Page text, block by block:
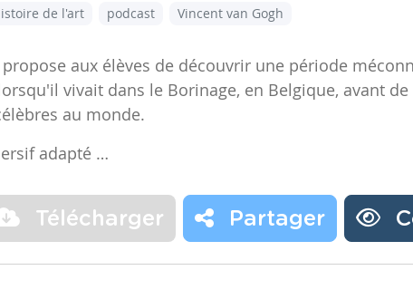
de l'art podcast Vincent van Gogh
aux élèves de découvrir une période
vivait dans le Borinage, en Belgique, avant
au monde.
adapté …
Télécharger Partager